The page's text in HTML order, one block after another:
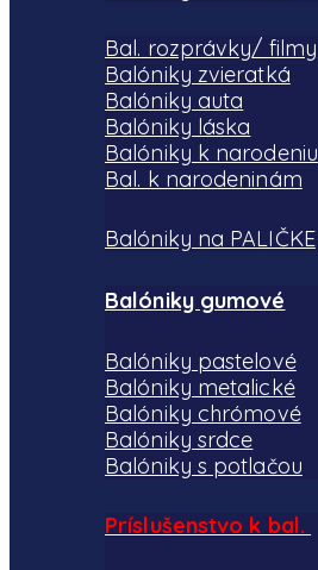
na
stránke
produktu.
Bal. rozprávky/ filmy
Balóniky zvieratká
Balóniky auta
Balóniky láska
Balóniky k narodeniu
Bal. k narodeninám
Balóniky na PALIČKE
Balóniky gumové
Balóniky pastelové
Balóniky metalické
Balóniky chrómové
Balóniky srdce
Balóniky s potlačou
Príslušenstvo k bal.